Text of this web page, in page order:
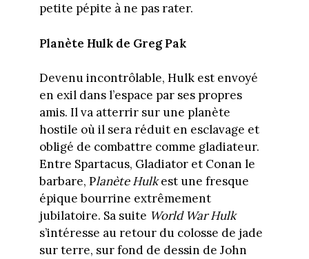
petite pépite à ne pas rater.
Planète Hulk de Greg Pak
Devenu incontrôlable, Hulk est envoyé
en exil dans l’espace par ses propres
amis. Il va atterrir sur une planète
hostile où il sera réduit en esclavage et
obligé de combattre comme gladiateur.
Entre Spartacus, Gladiator et Conan le
barbare, Planète Hulkest une fresque
épique bourrine extrêmement
jubilatoire. Sa suite World War Hulk
s’intéresse au retour du colosse de jade
sur terre, sur fond de dessin de John